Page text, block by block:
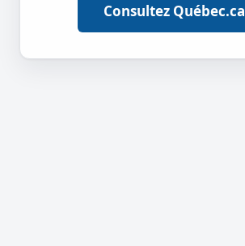
Consultez Québec.ca